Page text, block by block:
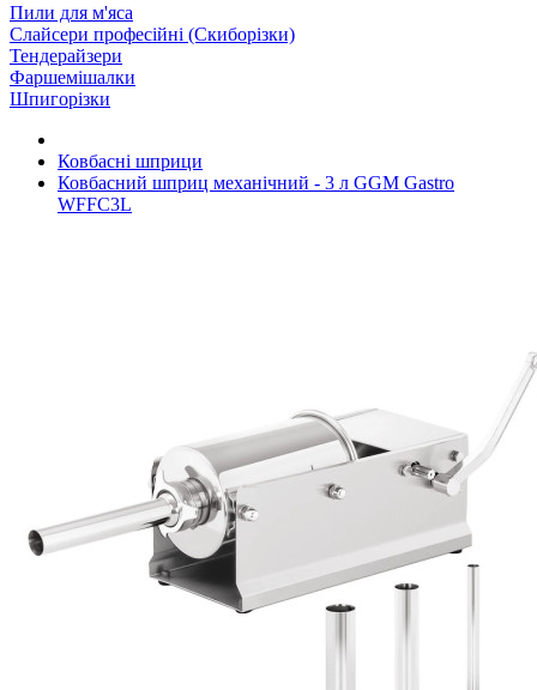
Пили для м'яса
Слайсери професійні (Скиборізки)
Тендерайзери
Фаршемішалки
Шпигорізки
Ковбасні шприци
Ковбасний шприц механічний - 3 л GGM Gastro
WFFC3L